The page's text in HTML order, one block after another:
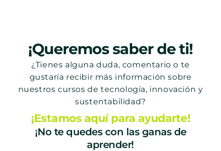
¡Queremos saber de ti!
¿Tienes alguna duda, comentario o te
gustaría recibir más información sobre
nuestros cursos de tecnología, innovación y
sustentabilidad?
¡Estamos aquí para ayudarte!
¡No te quedes con las ganas de
aprender!